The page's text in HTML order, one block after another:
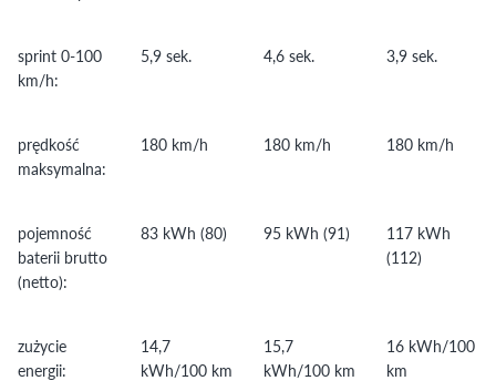
sprint 0-100
km/h:
5,9 sek. 4,6 sek. 3,9 sek.
prędkość
maksymalna:
180 km/h 180 km/h 180 km/h
pojemność
baterii brutto
(netto):
83 kWh (80) 95 kWh (91)
117 kWh
(112)
zużycie
energii:
14,7
kWh/100 km
15,7
kWh/100 km
16 kWh/100
km